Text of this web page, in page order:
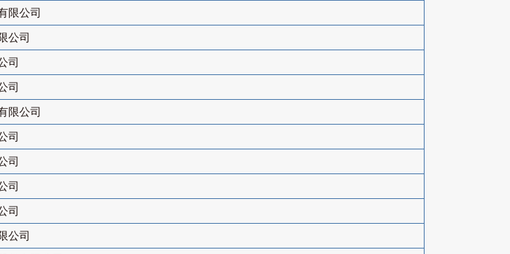
限公司
公司
司
司
限公司
司
司
司
司
公司